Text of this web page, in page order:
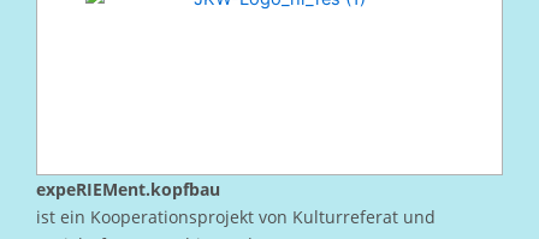
expeRIEMent.kopfbau
ist ein Kooperationsprojekt von Kulturreferat und